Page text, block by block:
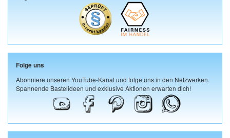
Folge uns
Abonniere unseren YouTube-Kanal und folge uns in den Netzwerken.
Spannende Bastelideen und exklusive Aktionen erwarten dich!